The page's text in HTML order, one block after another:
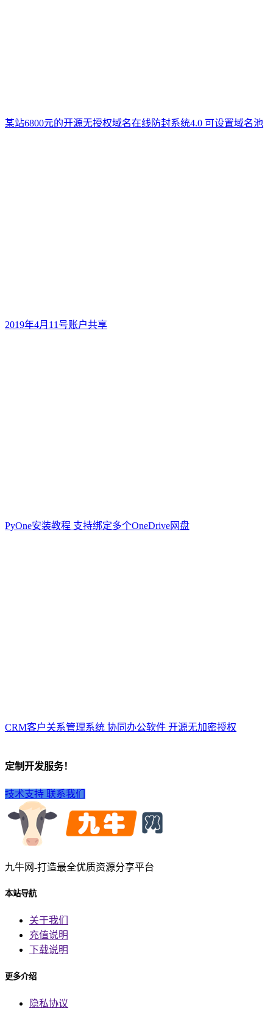
某站6800元的开源无授权域名在线防封系统4.0 可设置域名池
2019年4月11号账户共享
PyOne安装教程 支持绑定多个OneDrive网盘
CRM客户关系管理系统 协同办公软件 开源无加密授权
定制开发服务！
技术支持 联系我们
九牛网-打造最全优质资源分享平台
本站导航
关于我们
充值说明
下载说明
更多介绍
隐私协议